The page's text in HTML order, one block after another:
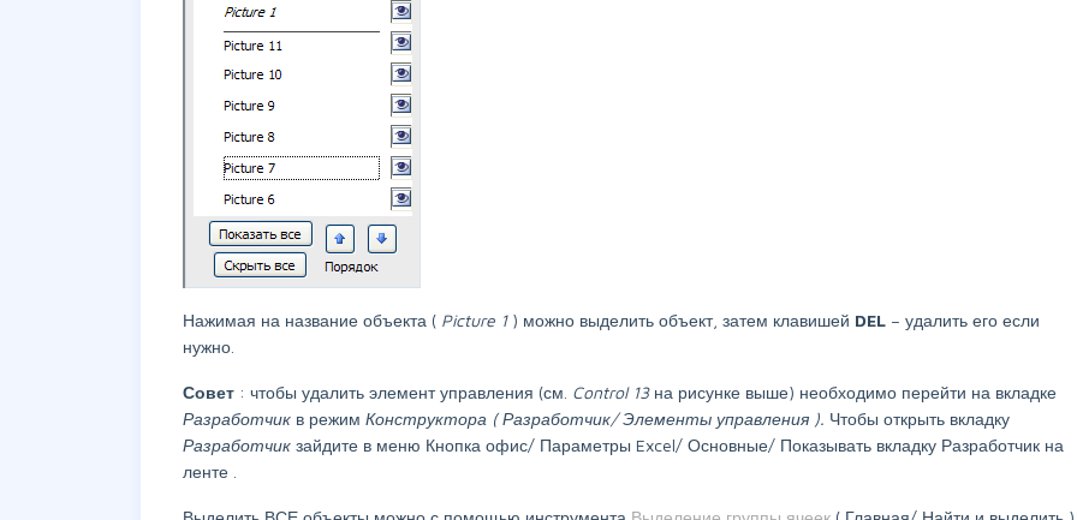
Нажимая на название объекта ( Picture 1 ) можно выделить объект, затем клавишей DEL – удалить его если
нужно.
Совет : чтобы удалить элемент управления (см. Control 13 на рисунке выше) необходимо перейти на вкладке
Разработчик в режим Конструктора (Разработчик/ Элементы управления ). Чтобы открыть вкладку
Разработчик зайдите в меню Кнопка офис/ Параметры Excel/ Основные/ Показывать вкладку Разработчик на
ленте